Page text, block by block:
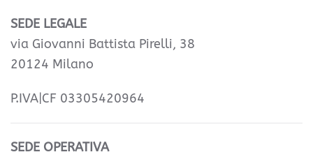
SEDE LEGALE
via Giovanni Battista Pirelli, 38
20124 Milano
P.IVA|CF 03305420964
SEDE OPERATIVA